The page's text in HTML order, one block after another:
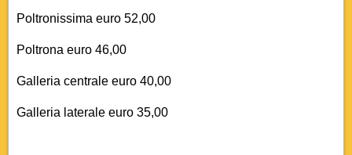
Poltronissima euro 52,00
Poltrona euro 46,00
Galleria centrale euro 40,00
Galleria laterale euro 35,00